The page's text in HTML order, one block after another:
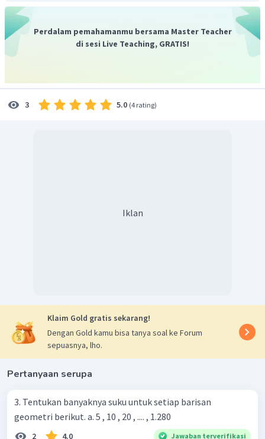
Perdalam pemahamanmu bersama Master Teacher
di sesi Live Teaching, GRATIS!
3 5.0 (4 rating)
Iklan
Klaim Gold gratis sekarang!
Dengan Gold kamu bisa tanya soal ke Forum
sepuasnya, lho.
Pertanyaan serupa
3. Tentukan banyaknya suku untuk setiap barisan
geometri berikut. a. 5 , 10 , 20 , .... , 1.280
2 4.0 Jawaban terverifikasi